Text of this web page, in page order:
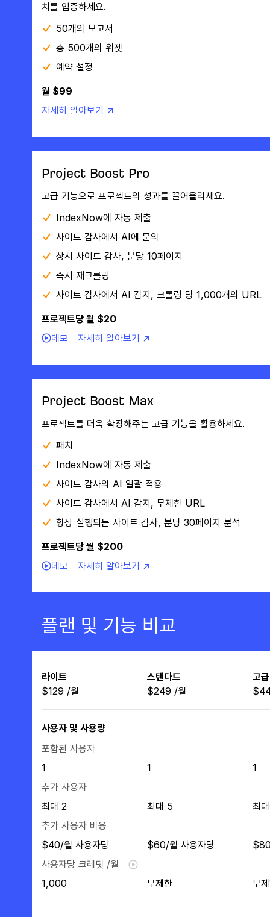
치를 입증하세요.
50개의 보고서
총 500개의 위젯
예약 설정
월 $99
자세히 알아보기 ↗
Project Boost Pro
고급 기능으로 프로젝트의 성과를 끌어올리세요.
IndexNow에 자동 제출
사이트 감사에서 AI에 문의
상시 사이트 감사, 분당 10페이지
즉시 재크롤링
사이트 감사에서 AI 감지, 크롤링 당 1,000개의 URL
프로젝트당 월 $20
데모
자세히 알아보기 ↗
Project Boost Max
프로젝트를 더욱 확장해주는 고급 기능을 활용하세요.
패치
IndexNow에 자동 제출
사이트 감사의 AI 일괄 적용
사이트 감사에서 AI 감지, 무제한 URL
항상 실행되는 사이트 감사, 분당 30페이지 분석
프로젝트당 월 $200
데모
자세히 알아보기 ↗
플랜 및 기능 비교
라이트
$129 /월
스탠다드
$249 /월
고급
$
사용자 및 사용량
포함된 사용자
1
1
1
추가 사용자
최대 2
최대 5
최
추가 사용자 비용
$40/월 사용자당
$60/월 사용자당
사용자당 크레딧 /월
1,000
무제한 무